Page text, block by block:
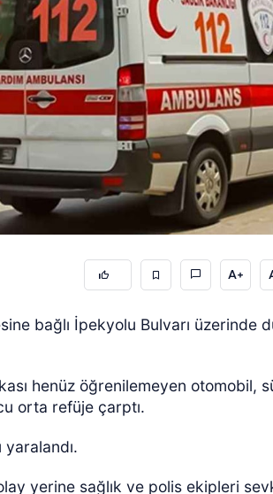
A+
bağlı İpekyolu Bulvarı üzerinde
henüz öğrenilemeyen otomobil,
orta refüje çarptı.
yerine sağlık ve polis ekipleri